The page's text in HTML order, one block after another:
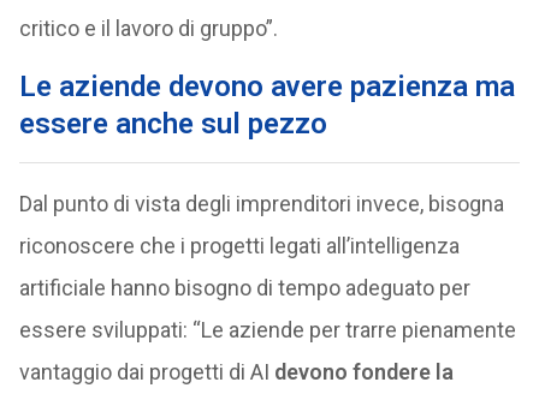
critico e il lavoro di gruppo”.
Le aziende devono avere pazienza ma
essere anche sul pezzo
Dal punto di vista degli imprenditori invece, bisogna
riconoscere che i progetti legati all’intelligenza
artificiale hanno bisogno di tempo adeguato per
essere sviluppati: “Le aziende per trarre pienamente
vantaggio dai progetti di AI devono fondere la